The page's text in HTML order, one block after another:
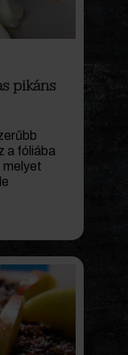
pikáns
a fóliába
melyet